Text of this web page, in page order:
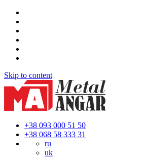
Skip to content
+38 093 000 51 50
+38 068 58 333 31
ru
uk